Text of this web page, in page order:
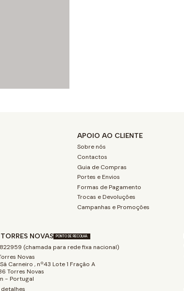
APOIO AO CLIENTE
Sobre nós
Contactos
Guia de Compras
Portes e Envios
Formas de Pagamento
Trocas e Devoluções
Campanhas e Promoções
NOVAS PONTO DE RECOLHA
(chamada para rede fixa nacional)
Novas
Carneiro , nº43 Lote 1 Fração A
Torres Novas
- Portugal